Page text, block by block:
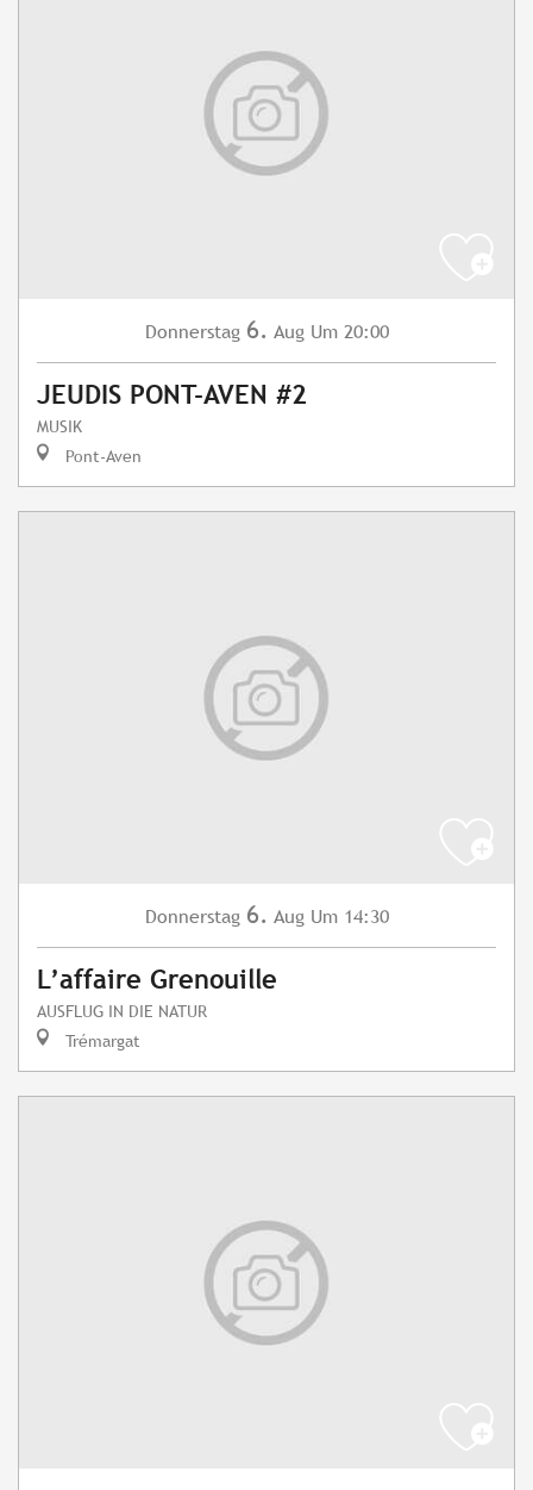
Donnerstag 6. Aug Um 20:00
JEUDIS PONT-AVEN #2
MUSIK
Pont-Aven
Donnerstag 6. Aug Um 14:30
L’affaire Grenouille
AUSFLUG IN DIE NATUR
Trémargat